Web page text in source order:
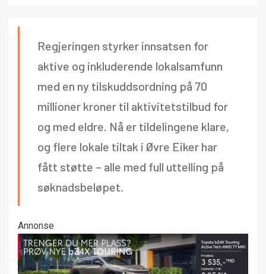
Regjeringen styrker innsatsen for
aktive og inkluderende lokalsamfunn
med en ny tilskuddsordning på 70
millioner kroner til aktivitetstilbud for
og med eldre. Nå er tildelingene klare,
og flere lokale tiltak i Øvre Eiker har
fått støtte – alle med full uttelling på
søknadsbeløpet.
Annonse